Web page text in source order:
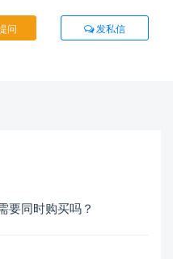
问 发私信
要同时购买吗？